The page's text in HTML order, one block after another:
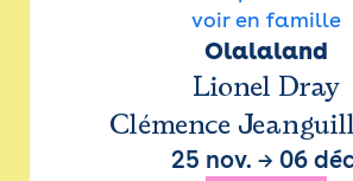
voir en famille
Olalaland
Lionel Dray
Clémence
25 nov. → 06